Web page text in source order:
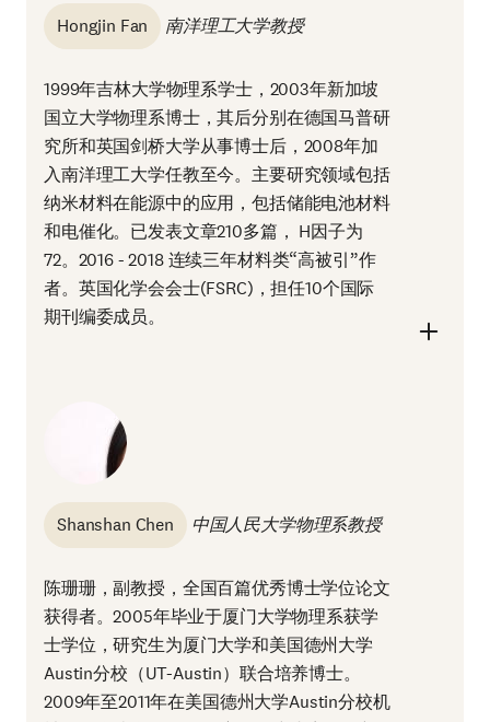
Hongjin Fan 南洋理工大学教授
1999年吉林大学物理系学士，2003年新加坡
国立大学物理系博士，其后分别在德国马普研
究所和英国剑桥大学从事博士后，2008年加
入南洋理工大学任教至今。主要研究领域包括
纳米材料在能源中的应用，包括储能电池材料
和电催化。已发表文章210多篇， H因子为
72。2016 - 2018 连续三年材料类“高被引”作
者。英国化学会会士(FSRC)，担任10个国际
期刊编委成员。
Shanshan Chen 中国人民大学物理系教授
陈珊珊，副教授，全国百篇优秀博士学位论文
获得者。2005年毕业于厦门大学物理系获学
士学位，研究生为厦门大学和美国德州大学
Austin分校（UT-Austin）联合培养博士。
2009年至2011年在美国德州大学Austin分校机